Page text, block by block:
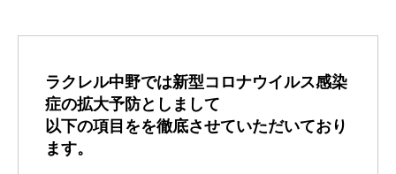
ラクレル中野では新型コロナウイルス感染
症の拡大予防としまして
以下の項目をを徹底させていただいており
ます。